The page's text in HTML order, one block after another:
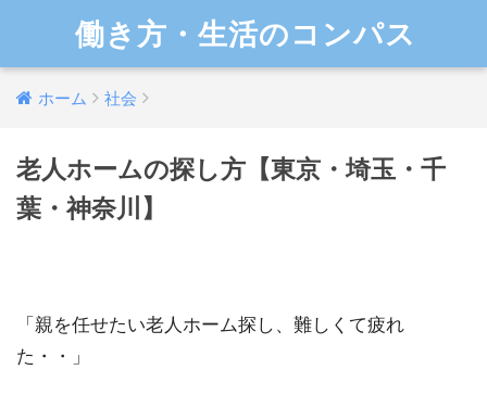
働き方・生活のコンパス
ホーム 社会
老人ホームの探し方【東京・埼玉・千
葉・神奈川】
「親を任せたい老人ホーム探し、難しくて疲れ
た・・」